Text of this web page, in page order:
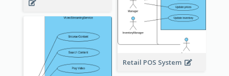
Retail POS System